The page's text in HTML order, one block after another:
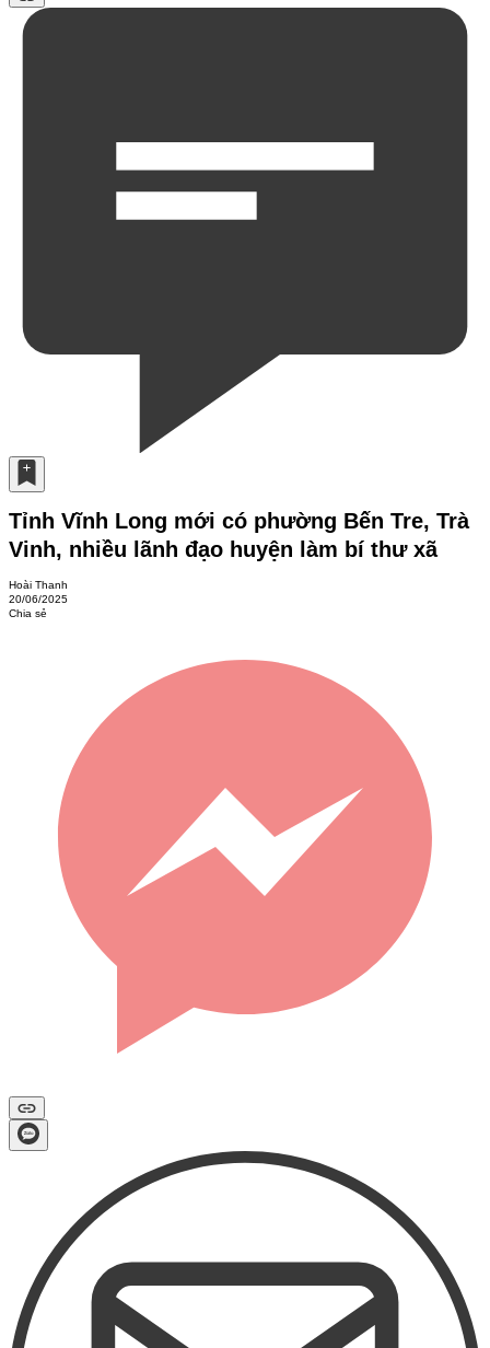
Tỉnh Vĩnh Long mới có phường Bến Tre, Trà
Vinh, nhiều lãnh đạo huyện làm bí thư xã
Hoài Thanh
20/06/2025
Chia sẻ